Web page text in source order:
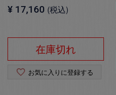
¥ 17,160 税込
在庫切れ
お気に入りに登録する